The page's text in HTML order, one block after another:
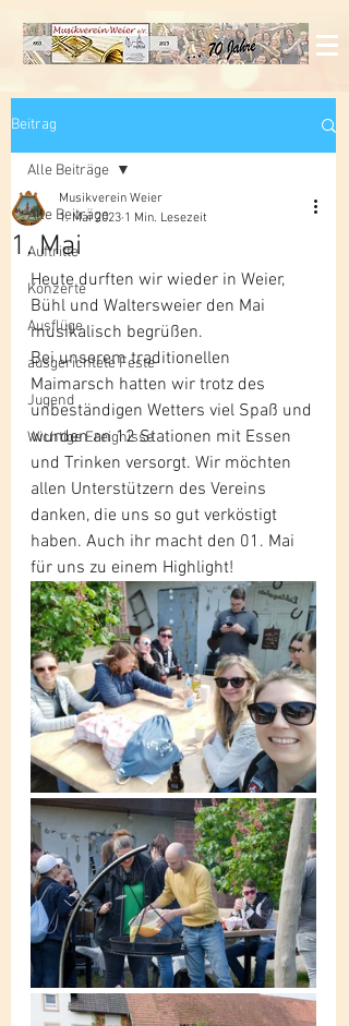
Beitrag
Alle Beiträge
Auftritte
Konzerte
Ausflüge
ausgerichtete Feste
Jugend
Wichtige Ereignisse
Alle Beiträge
1. Mai
Musikverein Weier
1. Mai 2023 1 Min. Lesezeit
Heute durften wir wieder in Weier,
Bühl und Waltersweier den Mai
musikalisch begrüßen.
Bei unserem traditionellen
Maimarsch hatten wir trotz des
unbeständigen Wetters viel Spaß und
wurden an 12 Stationen mit Essen
und Trinken versorgt. Wir möchten
allen Unterstützern des Vereins
danken, die uns so gut verköstigt
haben. Auch ihr macht den 01. Mai
für uns zu einem Highlight!